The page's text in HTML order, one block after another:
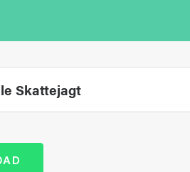
Skattejagt